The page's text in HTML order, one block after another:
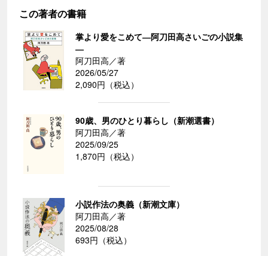
この著者の書籍
掌より愛をこめて―阿刀田高さいごの小説集
―
阿刀田高／著
2026/05/27
2,090円（税込）
90歳、男のひとり暮らし（新潮選書）
阿刀田高／著
2025/09/25
1,870円（税込）
小説作法の奥義（新潮文庫）
阿刀田高／著
2025/08/28
693円（税込）